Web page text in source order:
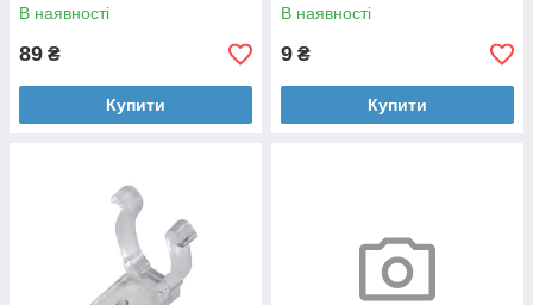
В наявності
89 ₴
Купити
В наявності
9 ₴
Купити